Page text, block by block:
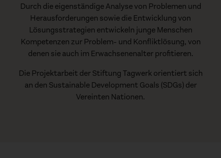
Durch die eigenständige Analyse von Problemen und
Herausforderungen sowie die Entwicklung von
Lösungsstrategien entwickeln junge Menschen
Kompetenzen zur Problem- und Konfliktlösung, von
denen sie auch im Erwachsenenalter profitieren.
Die Projektarbeit der Stiftung Tagwerk orientiert sich
an den Sustainable Development Goals (SDGs) der
Vereinten Nationen.